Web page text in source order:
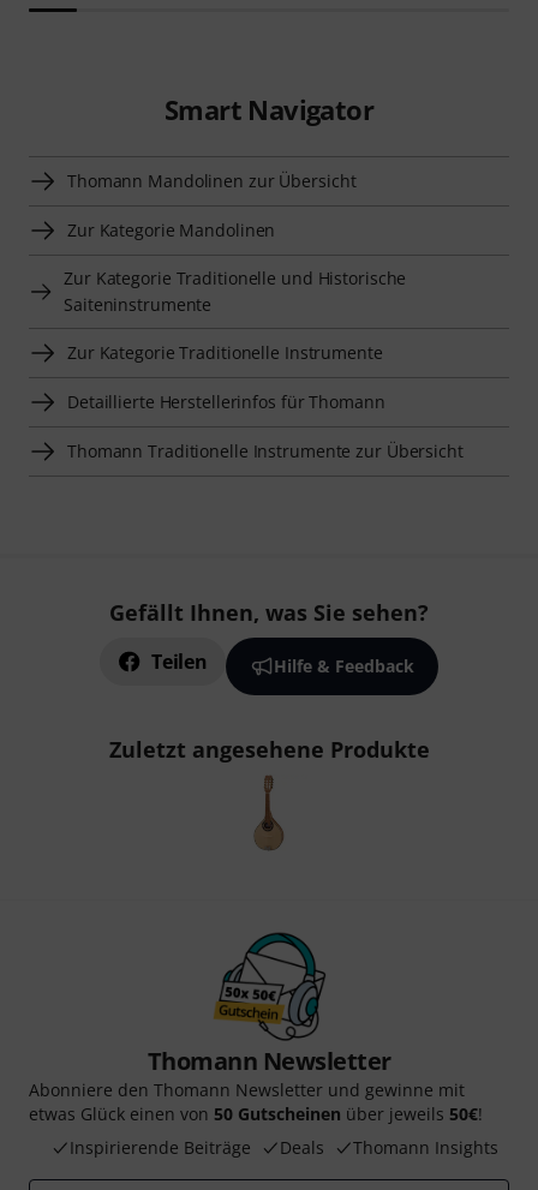
Smart Navigator
Thomann Mandolinen zur Übersicht
Zur Kategorie Mandolinen
Zur Kategorie Traditionelle und Historische
Saiteninstrumente
Zur Kategorie Traditionelle Instrumente
Detaillierte Herstellerinfos für Thomann
Thomann Traditionelle Instrumente zur Übersicht
Gefällt Ihnen, was Sie sehen?
Teilen Hilfe & Feedback
Zuletzt angesehene Produkte
Thomann Newsletter
Abonniere den Thomann Newsletter und gewinne mit
etwas Glück einen von 50 Gutscheinen über jeweils 50€!
Inspirierende Beiträge
Deals Thomann Insights